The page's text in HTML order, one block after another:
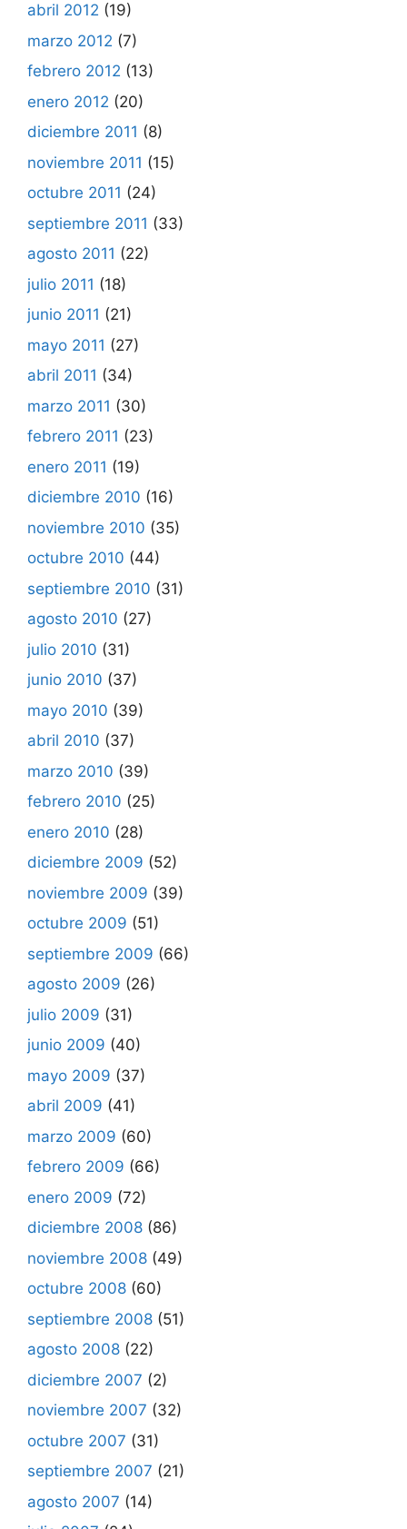
abril 2012 (19)
marzo 2012 (7)
febrero 2012 (13)
enero 2012 (20)
diciembre 2011 (8)
noviembre 2011 (15)
octubre 2011 (24)
septiembre 2011 (33)
agosto 2011 (22)
julio 2011 (18)
junio 2011 (21)
mayo 2011 (27)
abril 2011 (34)
marzo 2011 (30)
febrero 2011 (23)
enero 2011 (19)
diciembre 2010 (16)
noviembre 2010 (35)
octubre 2010 (44)
septiembre 2010 (31)
agosto 2010 (27)
julio 2010 (31)
junio 2010 (37)
mayo 2010 (39)
abril 2010 (37)
marzo 2010 (39)
febrero 2010 (25)
enero 2010 (28)
diciembre 2009 (52)
noviembre 2009 (39)
octubre 2009 (51)
septiembre 2009 (66)
agosto 2009 (26)
julio 2009 (31)
junio 2009 (40)
mayo 2009 (37)
abril 2009 (41)
marzo 2009 (60)
febrero 2009 (66)
enero 2009 (72)
diciembre 2008 (86)
noviembre 2008 (49)
octubre 2008 (60)
septiembre 2008 (51)
agosto 2008 (22)
diciembre 2007 (2)
noviembre 2007 (32)
octubre 2007 (31)
septiembre 2007 (21)
agosto 2007 (14)